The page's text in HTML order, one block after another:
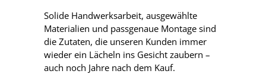
Solide Handwerksarbeit, ausgewählte
Materialien und passgenaue Montage sind
die Zutaten, die unseren Kunden immer
wieder ein Lächeln ins Gesicht zaubern –
auch noch Jahre nach dem Kauf.